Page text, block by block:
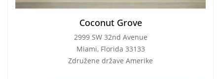
Coconut Grove
2999 SW 32nd Avenue
Miami, Florida 33133
Združene države Amerike